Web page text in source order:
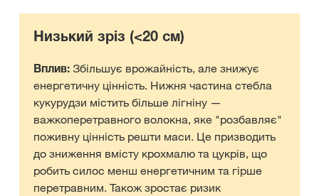
Низький зріз (<20 см)
Вплив: Збільшує врожайність, але знижує
енергетичну цінність. Нижня частина стебла
кукурудзи містить більше лігніну —
важкоперетравного волокна, яке "розбавляє"
поживну цінність решти маси. Це призводить
до зниження вмісту крохмалю та цукрів, що
робить силос менш енергетичним та гірше
перетравним. Також зростає ризик